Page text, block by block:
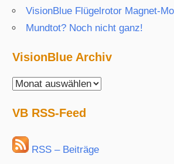
VisionBlue Flügelrotor Magnet-
Mundtot? Noch nicht ganz!
VisionBlue Archiv
VisionBlue
VB RSS-Feed
RSS – Beiträge